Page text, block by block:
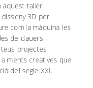
aquest taller
3D per
com la màquina les
de clauers
projectes
ments creatives que
del segle XXI.